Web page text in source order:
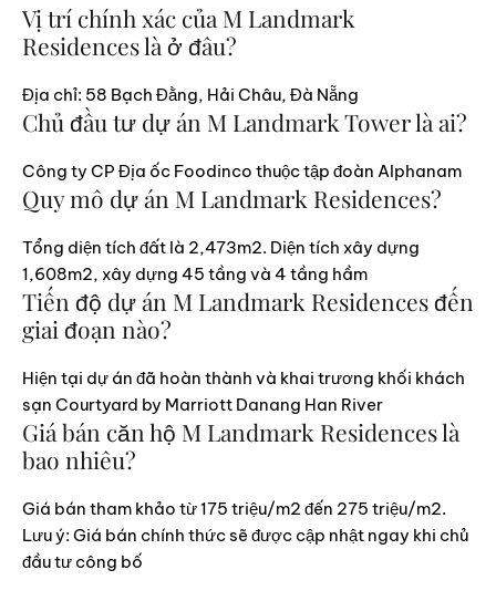
Vị trí chính xác của M Landmark
Residences là ở đâu?
Địa chỉ: 58 Bạch Đằng, Hải Châu, Đà Nẵng
Chủ đầu tư dự án M Landmark Tower là ai?
Công ty CP Địa ốc Foodinco thuộc tập đoàn Alphanam
Quy mô dự án M Landmark Residences?
Tổng diện tích đất là 2,473m2. Diện tích xây dựng
1,608m2, xây dựng 45 tầng và 4 tầng hầm
Tiến độ dự án M Landmark Residences đến
giai đoạn nào?
Hiện tại dự án đã hoàn thành và khai trương khối khách
sạn Courtyard by Marriott Danang Han River
Giá bán căn hộ M Landmark Residences là
bao nhiêu?
Giá bán tham khảo từ 175 triệu/m2 đến 275 triệu/m2.
Lưu ý: Giá bán chính thức sẽ được cập nhật ngay khi chủ
đầu tư công bố